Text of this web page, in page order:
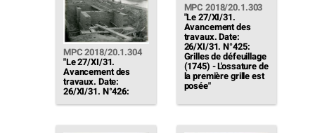
MPC 2018/20.1.304
"Le 27/XI/31.
Avancement des
travaux. Date:
26/XI/31. N°426:
Quai (1751) -
MPC 2018/20.1.303
"Le 27/XI/31.
Avancement des
travaux. Date:
26/XI/31. N°425:
Grilles de défeuillage
(1745) - L'ossature de
la première grille est
posée"